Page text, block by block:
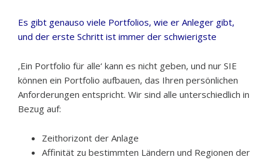
Es gibt genauso viele Portfolios, wie er Anleger gibt,
und der erste Schritt ist immer der schwierigste
,Ein Portfolio für alle‘ kann es nicht geben, und nur SIE
können ein Portfolio aufbauen, das Ihren persönlichen
Anforderungen entspricht. Wir sind alle unterschiedlich in
Bezug auf:
Zeithorizont der Anlage
Affinität zu bestimmten Ländern und Regionen der